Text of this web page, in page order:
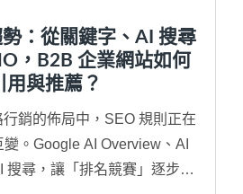
：從關鍵字、AI 搜尋
，B2B 企業網站如何
用與推薦？
銷的佈局中，SEO 規則正在
。Google AI Overview、AI
搜尋，讓「排名競賽」逐步演